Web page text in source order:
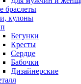
браслеты
кулоны
Бегунки
Кресты
Сердце
Бабочки
Дизайнерские